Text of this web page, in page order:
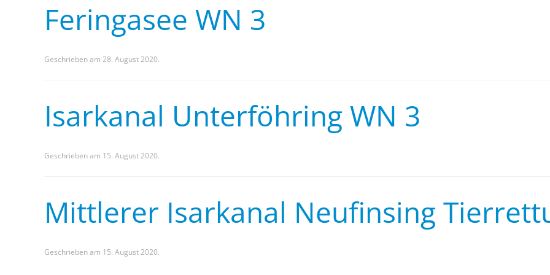
Feringasee WN 3
Geschrieben am 28. August 2020.
Isarkanal Unterföhring WN 3
Geschrieben am 15. August 2020.
Mittlerer Isarkanal Neufinsing
Geschrieben am 15. August 2020.